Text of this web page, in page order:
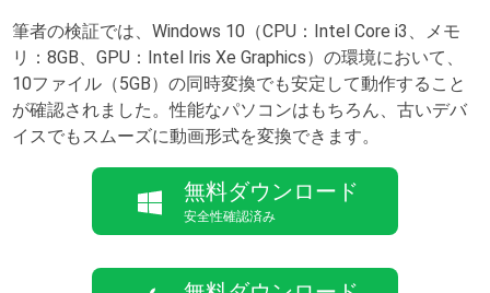
筆者の検証では、Windows 10（CPU：Intel Core i3、メモ
リ：8GB、GPU：Intel Iris Xe Graphics）の環境において、
10ファイル（5GB）の同時変換でも安定して動作すること
が確認されました。性能なパソコンはもちろん、古いデバ
イスでもスムーズに動画形式を変換できます。
無料ダウンロード
安全性確認済み